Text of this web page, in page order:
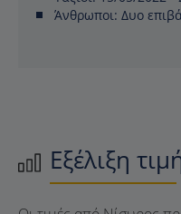
Άνθρωποι: Δυο
Εξέλιξη